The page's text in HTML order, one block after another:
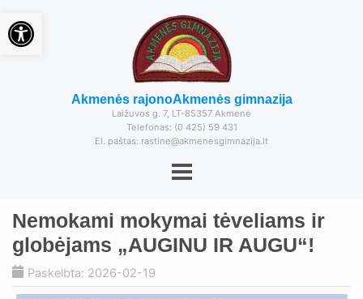
Akmenės rajonoAkmenės gimnazija
Laižuvos g. 7, LT-85357 Akmenė
Telefonas: (0 425) 59 431
El. paštas: rastine@akmenesgimnazija.lt
Nemokami mokymai tėveliams ir
globėjams „AUGINU IR AUGU“!
Paskelbta: 2026-02-19
Open toolbar